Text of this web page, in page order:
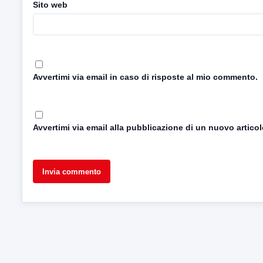
Sito web
Avvertimi via email in caso di risposte al mio commento.
Avvertimi via email alla pubblicazione di un nuovo